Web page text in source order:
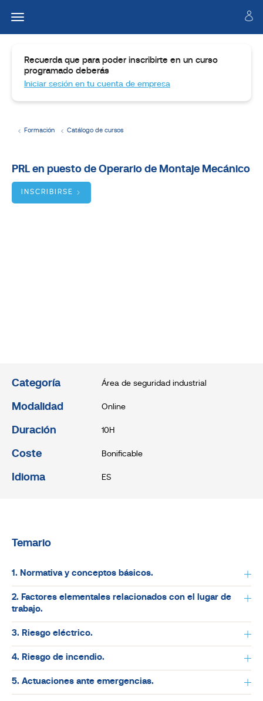
Formación Catálogo de cursos
Dirigido
Recuerda que para poder inscribirte en un curso
programado deberás
Iniciar sesión en tu cuenta de empresa
PRL en puesto de Operario de Montaje Mecánico
INSCRIBIRSE
Categoría Área de seguridad industrial
Modalidad Online
Duración 10H
Coste Bonificable
Idioma ES
Temario
1. Normativa y conceptos básicos.
2. Factores elementales relacionados con el lugar de
trabajo.
3. Riesgo eléctrico.
4. Riesgo de incendio.
5. Actuaciones ante emergencias.